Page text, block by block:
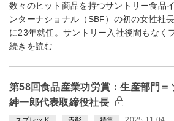
数々のヒット商品を持つサントリー食品イ
ンターナショナル（SBF）の初の女性社長
に23年就任。サントリー入社後間もなく
続きを読む
第58回食品産業功労賞：生産部門＝
紳一郎代表取締役社長